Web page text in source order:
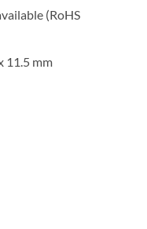
(RoHS
11.5 mm